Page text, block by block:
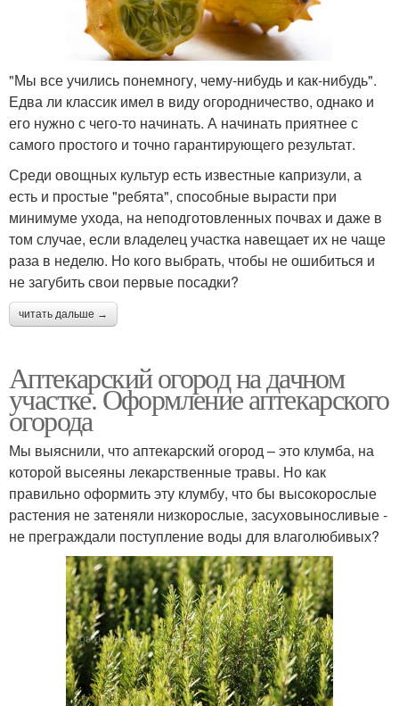
"Мы все учились понемногу, чему-нибудь и как-нибудь".
Едва ли классик имел в виду огородничество, однако и
его нужно с чего-то начинать. А начинать приятнее с
самого простого и точно гарантирующего результат.
Среди овощных культур есть известные капризули, а
есть и простые "ребята", способные вырасти при
минимуме ухода, на неподготовленных почвах и даже в
том случае, если владелец участка навещает их не чаще
раза в неделю. Но кого выбрать, чтобы не ошибиться и
не загубить свои первые посадки?
читать дальше →
Аптекарский огород на дачном
участке. Оформление аптекарского
огорода
Мы выяснили, что аптекарский огород – это клумба, на
которой высеяны лекарственные травы. Но как
правильно оформить эту клумбу, что бы высокорослые
растения не затеняли низкорослые, засуховыносливые -
не преграждали поступление воды для влаголюбивых?